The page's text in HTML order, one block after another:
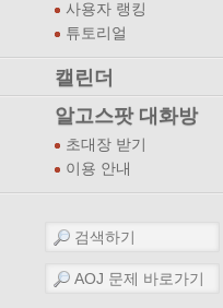
사용자 랭킹
튜토리얼
캘린더
알고스팟 대화방
초대장 받기
이용 안내